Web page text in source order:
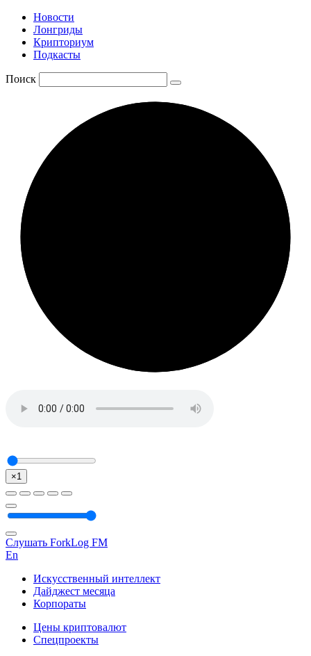
Новости
Лонгриды
Крипториум
Подкасты
Поиск
×1
Слушать ForkLog FM
En
Искусственный интеллект
Дайджест месяца
Корпораты
Цены криптовалют
Спецпроекты